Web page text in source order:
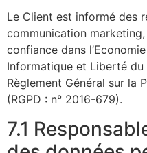
Le Client est informé des
communication
confiance dans
Informatique et Liberté
Règlement Général sur la
(RGPD : n° 2016-679).
7.1